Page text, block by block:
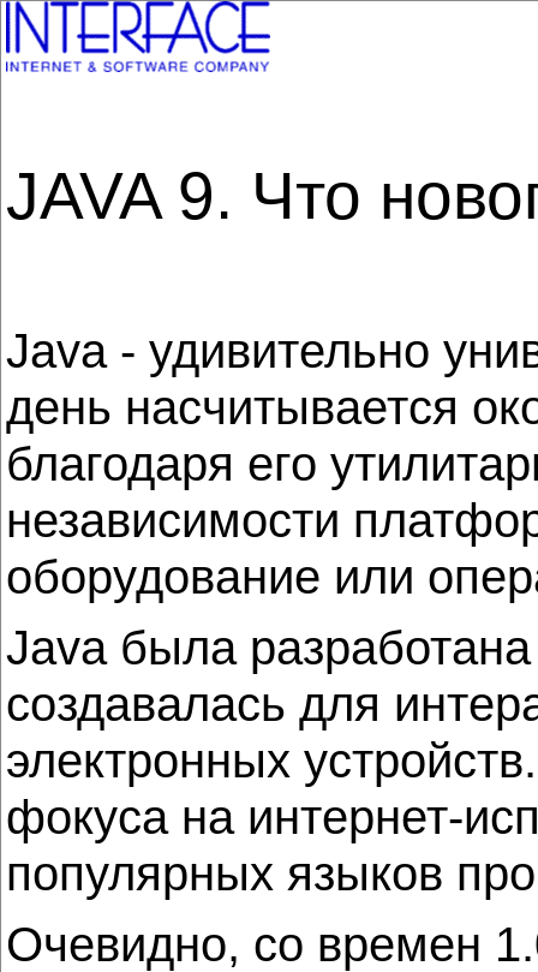
JAVA 9. Что
Java - удивительно
день насчитывается
благодаря его
независимости
оборудование или
Java была
создавалась для
электронных
фокуса на интернет-
популярных языков
Очевидно, со времен